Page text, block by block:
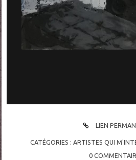
LIEN
CATÉGORIES : ARTISTES QUI
0